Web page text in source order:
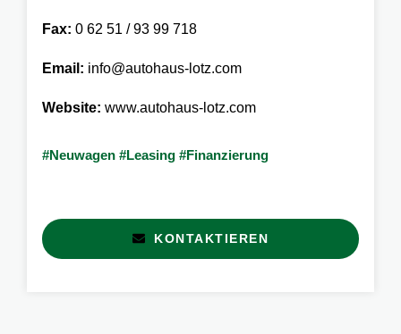
Fax: 0 62 51 / 93 99 718
Email: info@autohaus-lotz.com
Website: www.autohaus-lotz.com
#Neuwagen #Leasing #Finanzierung
KONTAKTIEREN